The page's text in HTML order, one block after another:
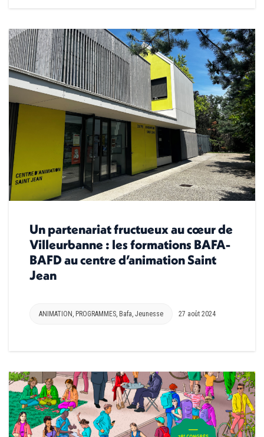
Un partenariat fructueux au cœur de
Villeurbanne : les formations BAFA-
BAFD au centre d’animation Saint
Jean
ANIMATION , PROGRAMMES, Bafa, Jeunesse 27 août 2024